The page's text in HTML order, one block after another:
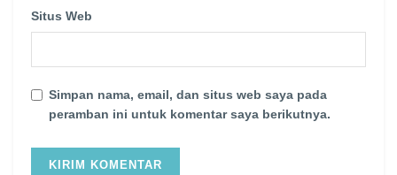
Situs Web
Simpan nama, email, dan situs web saya pada
peramban ini untuk komentar saya berikutnya.